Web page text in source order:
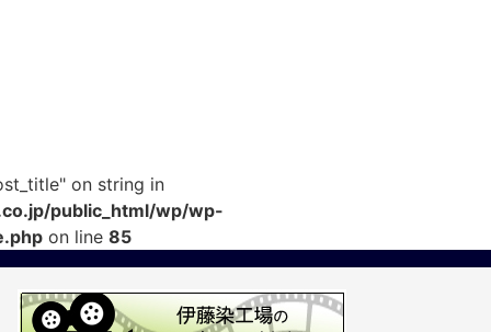
on string in
public_html/wp/wp-
on line 85